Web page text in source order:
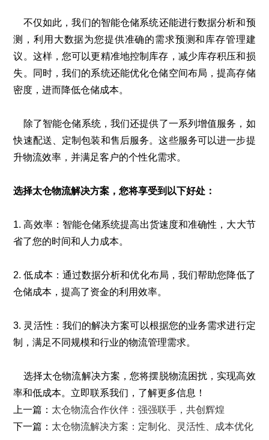
不仅如此，我们的智能仓储系统还能进行数据分析和预
测，利用大数据为您提供准确的需求预测和库存管理建
议。这样，您可以更精准地控制库存，减少库存积压和损
失。同时，我们的系统还能优化仓储空间布局，提高存储
密度，进而降低仓储成本。
除了智能仓储系统，我们还提供了一系列增值服务，如
快速配送、定制包装和售后服务。这些服务可以进一步提
升物流效率，并满足客户的个性化需求。
选择太仓物流解决方案，您将享受到以下好处：
1. 高效率：智能仓储系统提高出货速度和准确性，大大节
省了您的时间和人力成本。
2. 低成本：通过数据分析和优化布局，我们帮助您降低了
仓储成本，提高了资金的利用效率。
3. 灵活性：我们的解决方案可以根据您的业务需求进行定
制，满足不同规模和行业的物流管理需求。
选择太仓物流解决方案，您将摆脱物流困扰，实现高效
率和低成本。立即联系我们，了解更多信息！
上一篇： 太仓物流合作伙伴：强强联手，共创辉煌
下一篇： 太仓物流解决方案：定制化、灵活性、成本优化